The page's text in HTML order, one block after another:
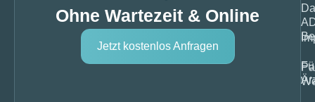
Ohne Wartezeit & Online
Jetzt kostenlos Anfragen